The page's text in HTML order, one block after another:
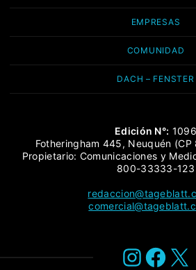
EMPRESAS
COMUNIDAD
DACH – FENSTER
Edición N°: 1096
Fotheringham 445, Neuquén
Propietario: Comunicaciones y
800-33333-123
X